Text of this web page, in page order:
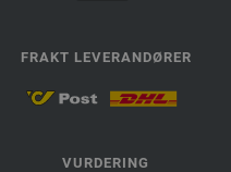
FRAKT LEVERANDØRER
VURDERING